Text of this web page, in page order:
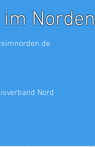
Norden
Nord